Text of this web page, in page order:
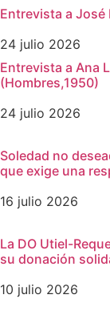
Entrevista a José
24 julio 2026
Entrevista a Ana
(Hombres,1950)
24 julio 2026
Soledad no
que exige una
16 julio 2026
La DO Utiel-
su donación
10 julio 2026